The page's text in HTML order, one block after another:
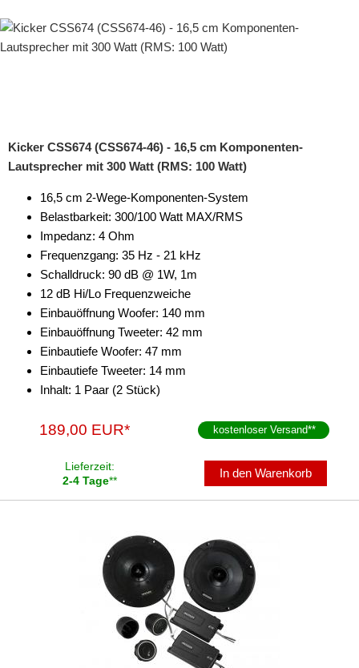
Kicker CSS674 (CSS674-46) - 16,5 cm Komponenten-
Lautsprecher mit 300 Watt (RMS: 100 Watt)
16,5 cm 2-Wege-Komponenten-System
Belastbarkeit: 300/100 Watt MAX/RMS
Impedanz: 4 Ohm
Frequenzgang: 35 Hz - 21 kHz
Schalldruck: 90 dB @ 1W, 1m
12 dB Hi/Lo Frequenzweiche
Einbauöffnung Woofer: 140 mm
Einbauöffnung Tweeter: 42 mm
Einbautiefe Woofer: 47 mm
Einbautiefe Tweeter: 14 mm
Inhalt: 1 Paar (2 Stück)
189,00 EUR* kostenloser Versand**
Lieferzeit:
2-4 Tage**
In den Warenkorb